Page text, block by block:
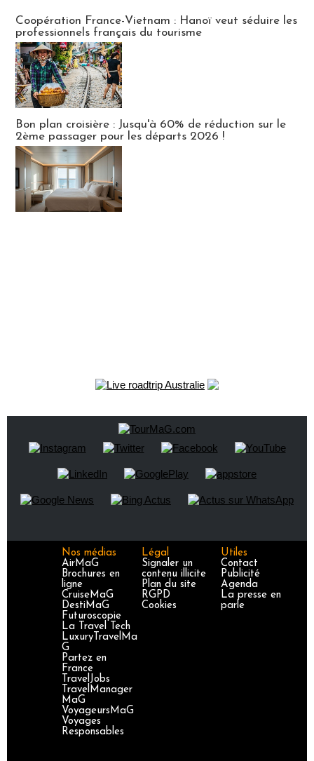
Coopération France-Vietnam : Hanoï veut séduire les
professionnels français du tourisme
Bon plan croisière : Jusqu'à 60% de réduction sur le
2ème passager pour les départs 2026 !
Nos médias
AirMaG
Brochures en
ligne
CruiseMaG
DestiMaG
Futuroscopie
La Travel Tech
LuxuryTravelMa
G
Partez en
France
TravelJobs
TravelManager
MaG
VoyageursMaG
Voyages
Responsables
Légal
Signaler un
contenu illicite
Plan du site
RGPD
Cookies
Utiles
Contact
Publicité
Agenda
La presse en
parle